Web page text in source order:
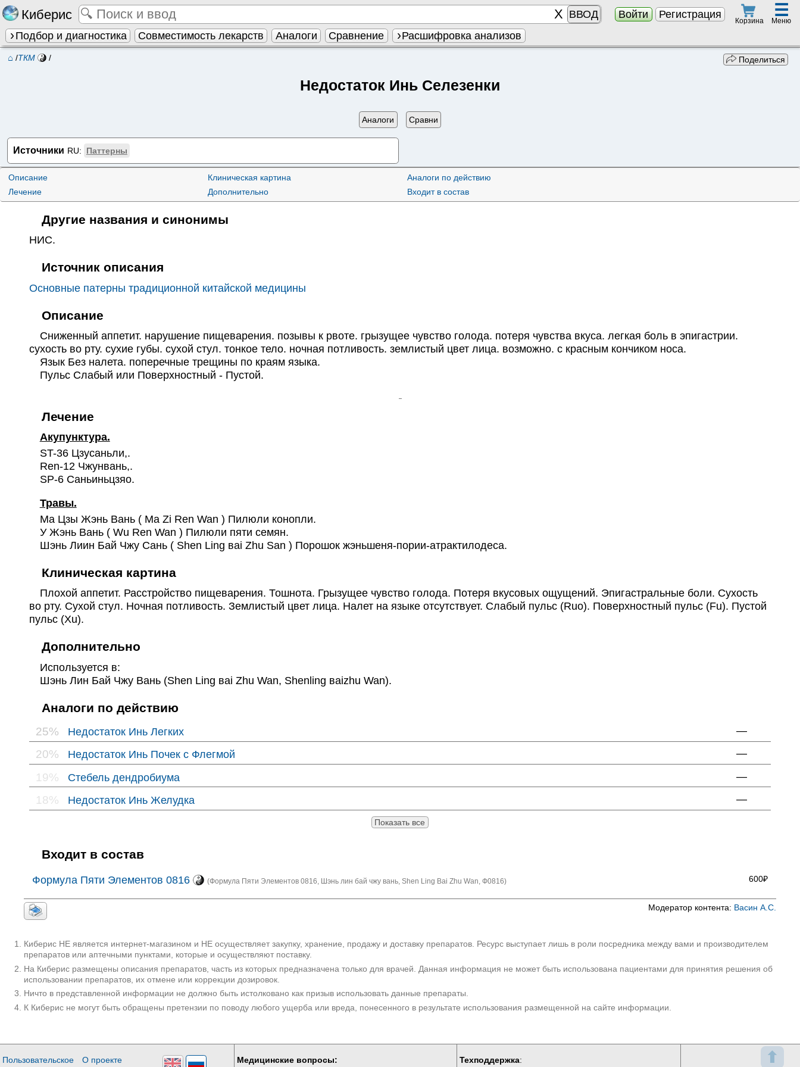
⬆
Киберис ВВОД Войти Регистрация
Корзина
☰
Меню
Подбор и диагностика Совместимость лекарств Аналоги Сравнение Расшифровка анализов
⌂ /ТКМ / Поделиться
Недостаток Инь Селезенки
Аналоги Сравни
Источники RU: Паттерны
Описание
Лечение
Клиническая картина
Дополнительно
Аналоги по действию
Входит в состав
Другие названия и синонимы
НИС.
Источник описания
Основные патерны традиционной китайской медицины
Описание
Сниженный аппетит. нарушение пищеварения. позывы к рвоте. грызущее чувство голода. потеря чувства вкуса. легкая боль в эпигастрии.
сухость во рту. сухие губы. сухой стул. тонкое тело. ночная потливость. землистый цвет лица. возможно. с красным кончиком носа.
Язык Без налета. поперечные трещины по краям языка.
Пульс Слабый или Поверхностный - Пустой.
Лечение
Акупунктура.
ST-36 Цзусаньли,.
Ren-12 Чжунвань,.
SP-6 Саньиньцзяо.
Травы.
Ма Цзы Жэнь Вань ( Ma Zi Ren Wan ) Пилюли конопли.
У Жэнь Вань ( Wu Ren Wan ) Пилюли пяти семян.
Шэнь Лиин Бай Чжу Сань ( Shen Ling вai Zhu San ) Порошок жэньшеня-пории-атрактилодеса.
Клиническая картина
Плохой аппетит. Расстройство пищеварения. Тошнота. Грызущее чувство голода. Потеря вкусовых ощущений. Эпигастральные боли. Сухость
во рту. Сухой стул. Ночная потливость. Землистый цвет лица. Налет на языке отсутствует. Слабый пульс (Ruo). Поверхностный пульс (Fu). Пустой
пульс (Xu).
Дополнительно
Используется в:
Шэнь Лин Бай Чжу Вань (Shen Ling вai Zhu Wan, Shenling вaizhu Wan).
Аналоги по действию
25% —
Недостаток Инь Легких
20% —
Недостаток Инь Почек с Флегмой
19% —
Стебель дендробиума
18% —
Недостаток Инь Желудка
Показать все
Входит в состав
600₽
Формула Пяти Элементов 0816 (Формула Пяти Элементов 0816, Шэнь лин бай чжу вань, Shen Ling Bai Zhu Wan, Ф0816)
Модератор контента: Васин А.С.
Киберис НЕ является интернет-магазином и НЕ осуществляет закупку, хранение, продажу и доставку препаратов. Ресурс выступает лишь в роли посредника между вами и производителем
препаратов или аптечными пунктами, которые и осуществляют поставку.
На Киберис размещены описания препаратов, часть из которых предназначена только для врачей. Данная информация не может быть использована пациентами для принятия решения об
использовании препаратов, их отмене или коррекции дозировок.
Ничто в представленной информации не должно быть истолковано как призыв использовать данные препараты.
К Киберис не могут быть обращены претензии по поводу любого ущерба или вреда, понесенного в результате использования размещенной на сайте информации.
Пользовательское
О проекте
Медицинские вопросы: Техподдержка: